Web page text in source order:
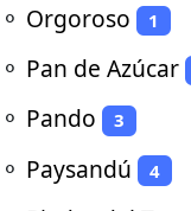
⚬ Orgoroso 1
⚬ Pan de Azúcar
⚬ Pando 3
⚬ Paysandú 4